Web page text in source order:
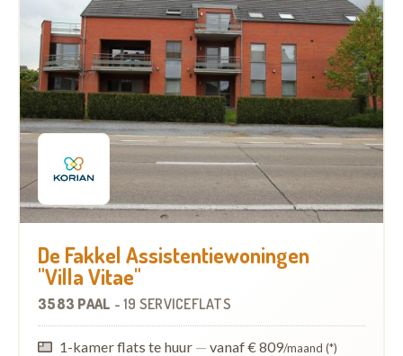
De Fakkel Assistentiewoningen
"Villa Vitae"
3583 PAAL - 19 SERVICEFLATS
1-kamer flats te huur — vanaf € 809/maand (*)